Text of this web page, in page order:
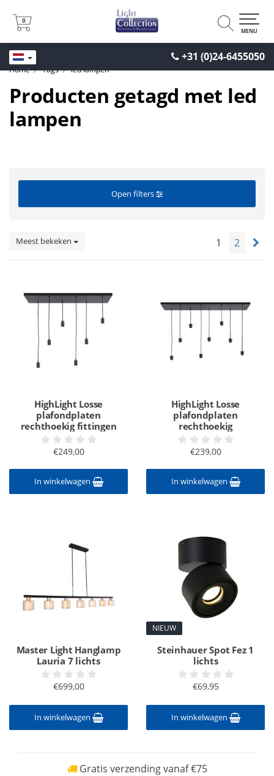
+31 (0)24-6455050
0
0
MENU
Home Tags led lampen
Producten getagd met led
lampen
Open filters
Meest bekeken 1 2
HighLight Losse
plafondplaten
rechthoekig fittingen
€249,00
In winkelwagen
HighLight Losse
plafondplaten
rechthoekig
€239,00
In winkelwagen
Master Light Hanglamp
Lauria 7 lichts
€699,00
In winkelwagen
NIEUW
Steinhauer Spot Fez 1
lichts
€69,95
In winkelwagen
Gratis verzending vanaf €75